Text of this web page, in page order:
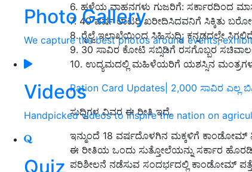
Photo Gallery
We capture the best photos around events,
Videos
Handpicked videos to inspire the nation on
Quiz
6. ಹಳೆಯ ವಾಹನಗಳು ಗುಜರಿಗೆ: ಸರ್ಕಾರದಿಂದ
7. 40 ವರ್ಷ ಲಾಟರಿ ಖರೀದಿಸಿದವನಿಗೆ ಸಿಕ್ಕಿತು
8. ರೈಲ್ವೆ ಇಲಾಖೆಯಿಂದ ಸಿಹಿಸುದ್ದಿ: ಕನ್ನಡದಲ್ಲೇ
9. 30 ಸಾವಿರ ಕೋಟಿ ಸಬ್ಸಿಡಿಗೆ ರಸಗೊಬ್ಬರ
10. ಉದ್ಯಮದಲ್ಲಿ ಮಹಿಳೆಯರಿಗೆ ಯಶಸ್ಸಿನ
Ration Card Updates| 2,000 ಸಾವಿರ ಎಲ್ಲ
ಸುದ್ದಿಗಳ ವಿವರ ಈ ರೀತಿ ಇದೆ.
ಇನ್ಮುಂದೆ 18 ವರ್ಷದೊಳಗಿನ ಮಕ್ಕಳಿಗೆ ಕಾಂಡೋಮ್‌
ಈ ರೀತಿಯ ಒಂದು ಸುತ್ತೋಲೆಯನ್ನು ಸರ್ಕಾರ
ಪರಿಶೀಲನೆ ನಡೆಸುವ ಸಂದರ್ಭದಲ್ಲಿ ಕಾಂಡೋಮ್‌